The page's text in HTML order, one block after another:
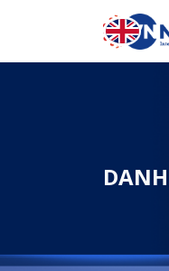
Nhảy đến nội dung